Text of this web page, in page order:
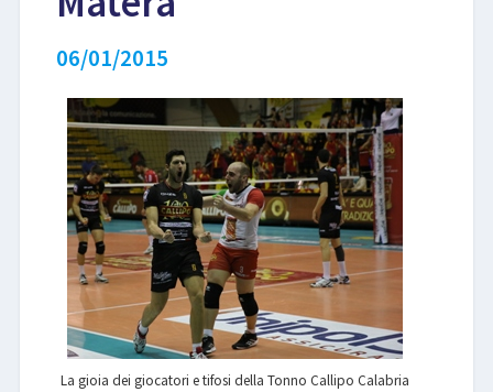
06/01/2015
La gioia dei giocatori e tifosi della Tonno Callipo Calabria